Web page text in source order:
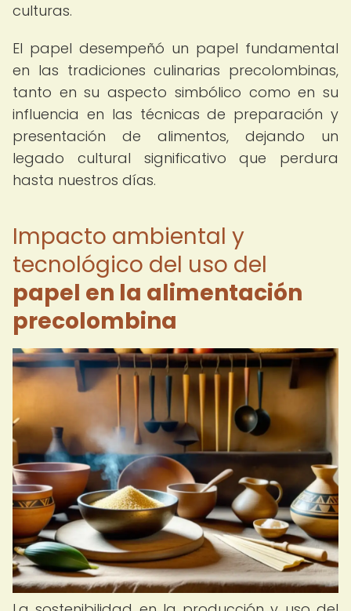
culturas.
El papel desempeñó un papel fundamental
en las tradiciones culinarias precolombinas,
tanto en su aspecto simbólico como en su
influencia en las técnicas de preparación y
presentación de alimentos, dejando un
legado cultural significativo que perdura
hasta nuestros días.
Impacto ambiental y
tecnológico del uso del
papel en la alimentación
precolombina